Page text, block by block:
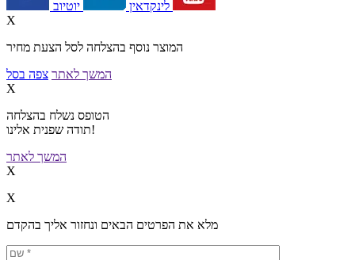
לינקדאין
X
המוצר נוסף בהצלחה לסל הצעת מחיר
המשך לאתר צפה בסל
X
הטופס נשלח בהצלחה
תודה שפנית אלינו!
המשך לאתר
X
X
מלא את הפרטים הבאים ונחזור אליך בהקדם